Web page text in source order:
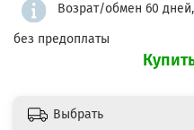
Возрат/обмен 60
без предоплаты
Выбрать